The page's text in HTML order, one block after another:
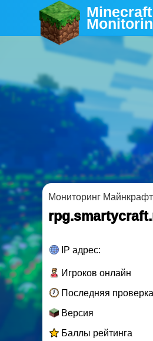
Minecraft
Мониторинг Майнкрафт
IP адрес:
Игроков онлайн
Последняя
Версия
Баллы рейтинга